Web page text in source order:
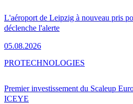
L'aéroport de Leipzig à nouveau pris
déclenche l'alerte
05.08.2026
Premier investissement du Scaleup
ICEYE
PROTECHNOLOGIES